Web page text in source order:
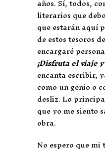
años. Sí, todos,
literarios que
que estarán aquí
de estos tesoros
encargaré
¡Disfruta el viaje
encanta escribir,
como un genio o
desliz. Lo
que yo me siento
obra.
No espero que